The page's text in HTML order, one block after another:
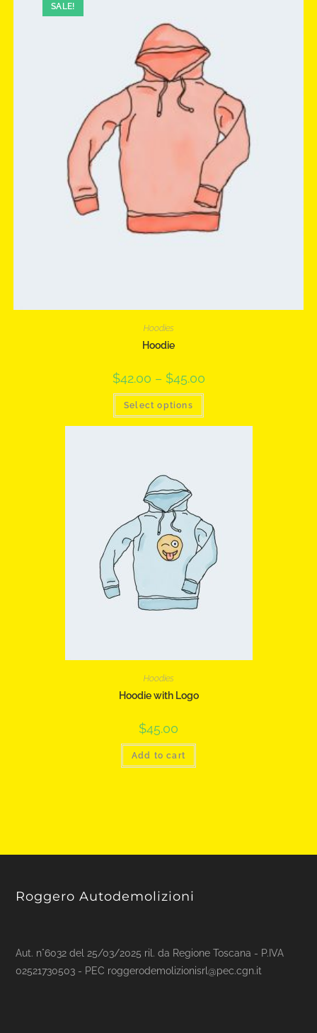
SALE!
Hoodies
Hoodie
$42.00 – $45.00
Select options
Hoodies
Hoodie with Logo
$45.00
Add to cart
Roggero Autodemolizioni
Aut. n°6032 del 25/03/2025 ril. da Regione Toscana - P.IVA
02521730503 - PEC roggerodemolizionisrl@pec.cgn.it